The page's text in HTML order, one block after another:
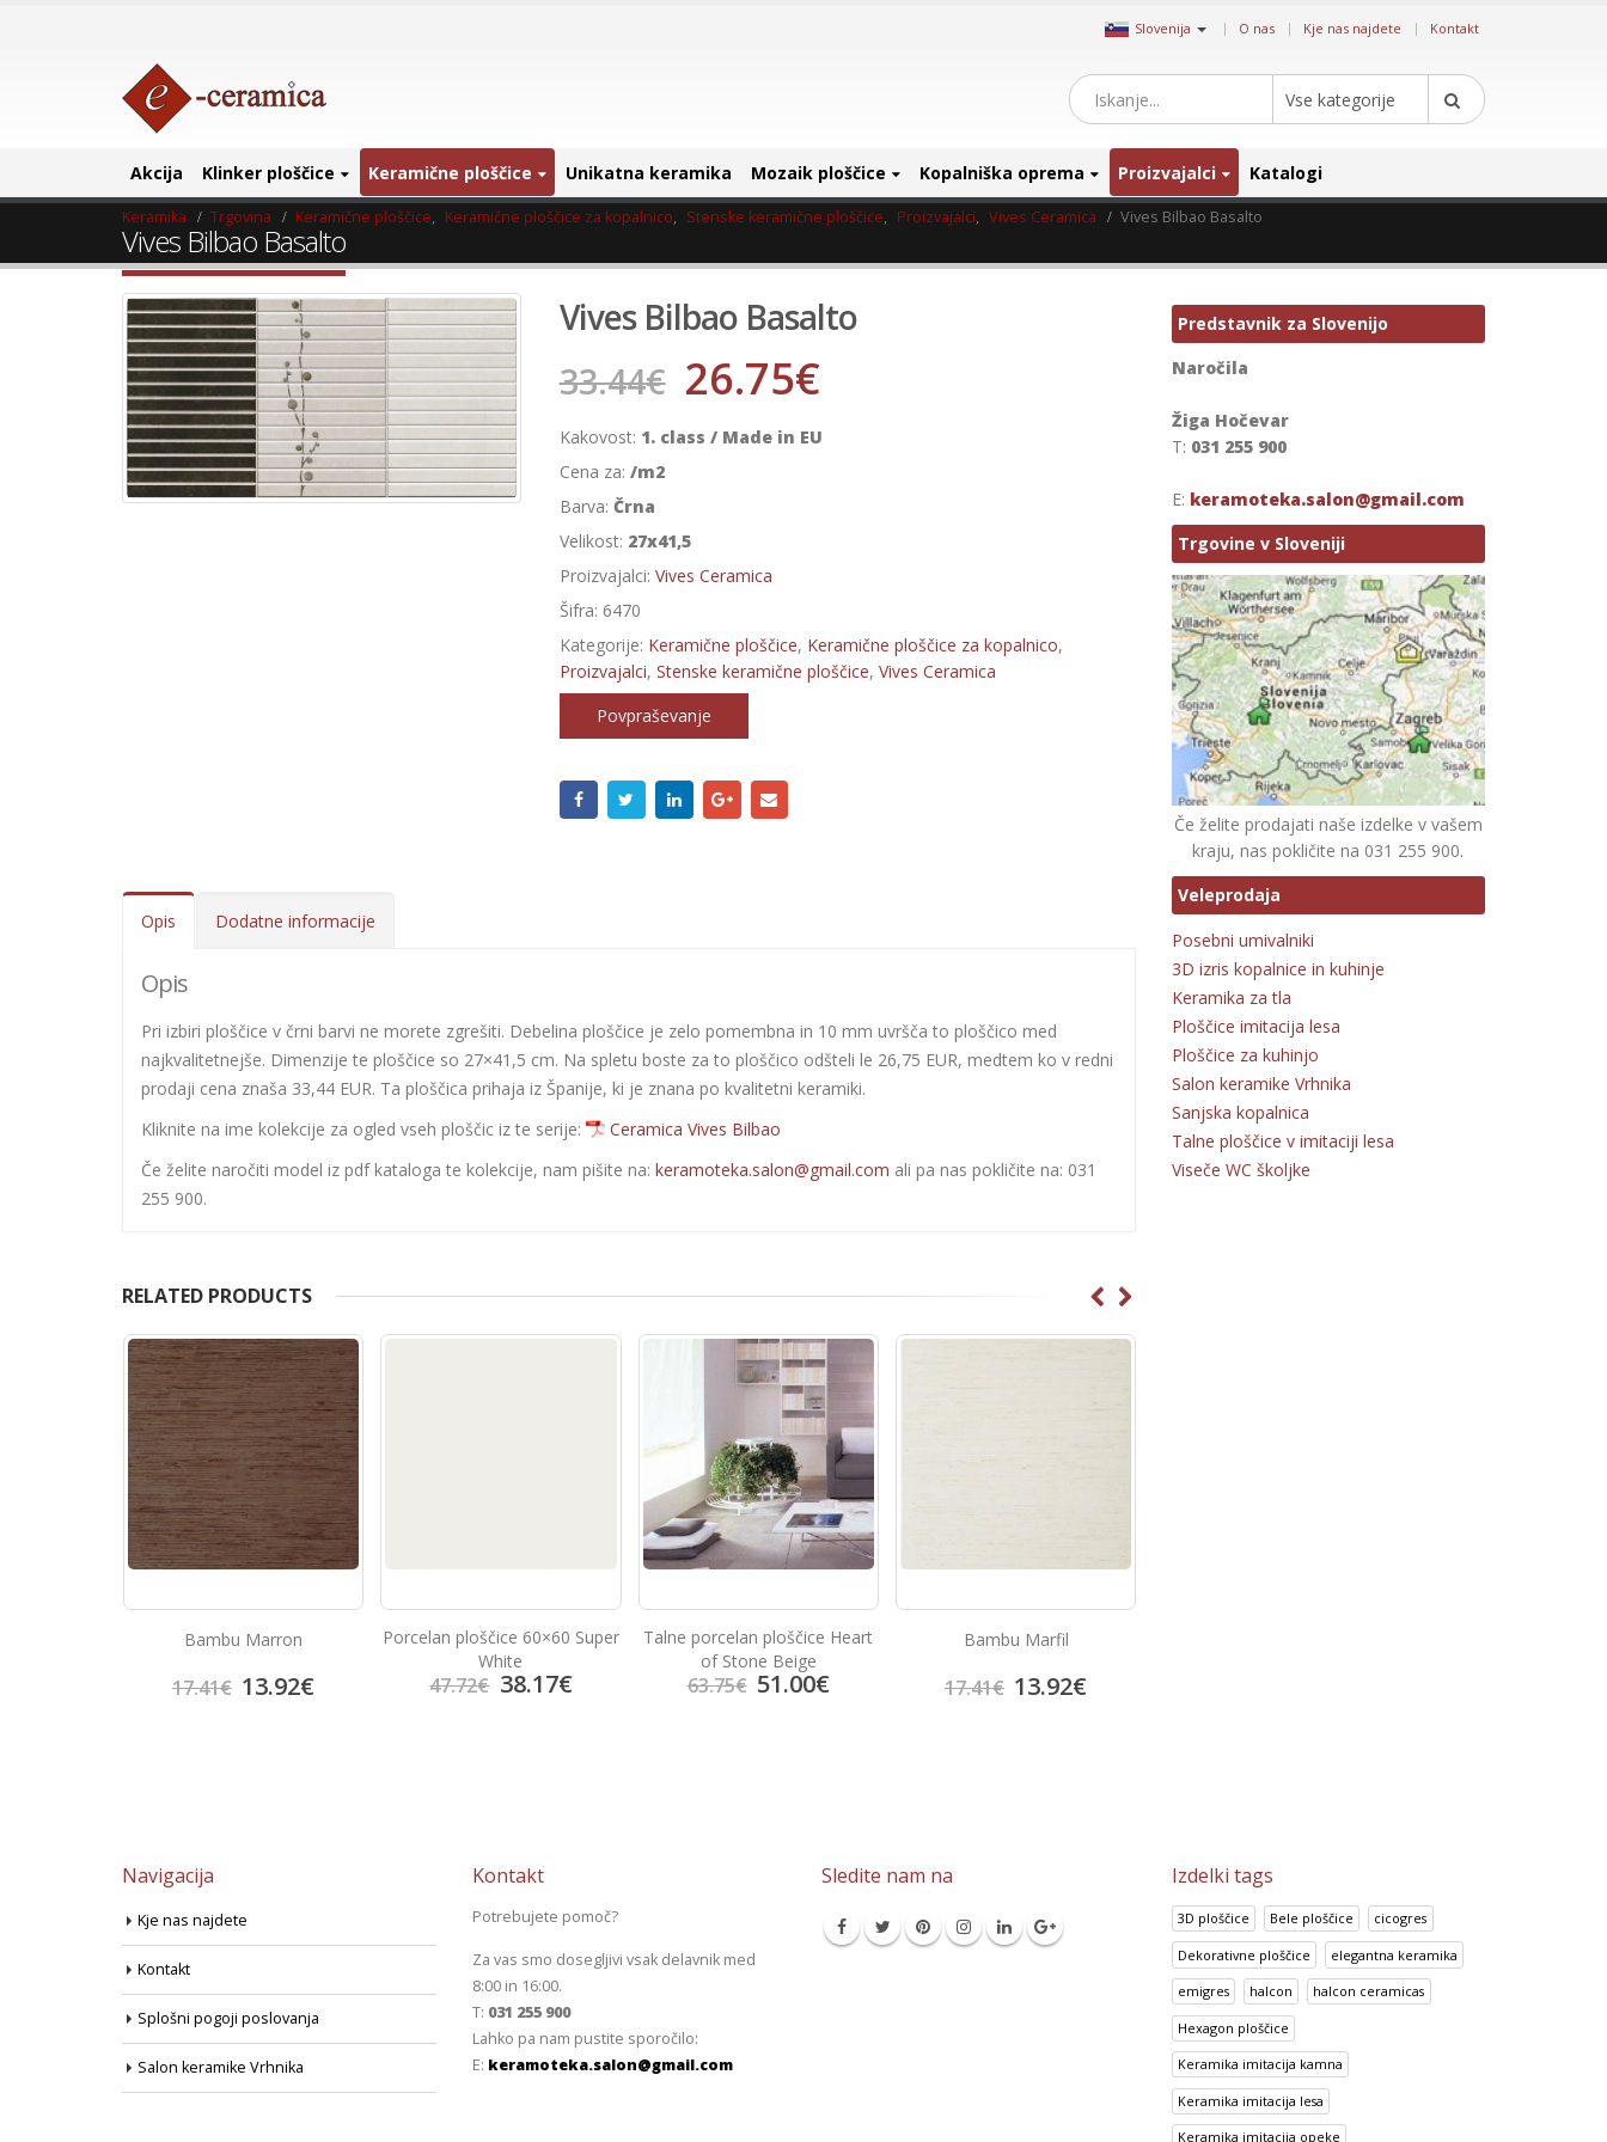
Slovenija | O nas Kje nas najdete Kontakt
Vse kategorije
Akcija Klinker ploščice Keramične ploščice Unikatna keramika Mozaik ploščice Kopalniška oprema Proizvajalci Katalogi
Keramika Trgovina Keramične ploščice, Keramične ploščice za kopalnico, Stenske keramične ploščice, Proizvajalci, Vives Ceramica Vives Bilbao Basalto
Vives Bilbao Basalto
Vives Bilbao Basalto
33.44€ 26.75€
Kakovost: 1. class / Made in EU
Cena za: /m2
Barva: Črna
Velikost: 27x41,5
Proizvajalci: Vives Ceramica
Šifra: 6470
Kategorije: Keramične ploščice, Keramične ploščice za kopalnico,
Proizvajalci, Stenske keramične ploščice, Vives Ceramica
Povpraševanje
Opis Dodatne informacije
Opis
Pri izbiri ploščice v črni barvi ne morete zgrešiti. Debelina ploščice je zelo pomembna in 10 mm uvršča to ploščico med
najkvalitetnejše. Dimenzije te ploščice so 27×41,5 cm. Na spletu boste za to ploščico odšteli le 26,75 EUR, medtem ko v redni
prodaji cena znaša 33,44 EUR. Ta ploščica prihaja iz Španije, ki je znana po kvalitetni keramiki.
Kliknite na ime kolekcije za ogled vseh ploščic iz te serije:
Ceramica Vives Bilbao
Če želite naročiti model iz pdf kataloga te kolekcije, nam pišite na: keramoteka.salon@gmail.com ali pa nas pokličite na: 031
255 900.
RELATED PRODUCTS
Bambu Marron
17.41€ 13.92€
Porcelan ploščice 60×60 Super
White
47.72€ 38.17€
Talne porcelan ploščice Heart
of Stone Beige
63.75€ 51.00€
Bambu Marfil
17.41€ 13.92€
Predstavnik za Slovenijo
Naročila
Žiga Hočevar
T: 031 255 900
E: keramoteka.salon@gmail.com
Trgovine v Sloveniji
Če želite prodajati naše izdelke v vašem
kraju, nas pokličite na 031 255 900.
Veleprodaja
Posebni umivalniki
3D izris kopalnice in kuhinje
Keramika za tla
Ploščice imitacija lesa
Ploščice za kuhinjo
Salon keramike Vrhnika
Sanjska kopalnica
Talne ploščice v imitaciji lesa
Viseče WC školjke
Navigacija
Kje nas najdete
Kontakt
Splošni pogoji poslovanja
Salon keramike Vrhnika
Kontakt
Potrebujete pomoč?
Za vas smo dosegljivi vsak delavnik med
8:00 in 16:00.
T: 031 255 900
Lahko pa nam pustite sporočilo:
E: keramoteka.salon@gmail.com
Sledite nam na Izdelki tags
3D ploščice Bele ploščice cicogres
Dekorativne ploščice elegantna keramika
emigres halcon halcon ceramicas
Hexagon ploščice
Keramika imitacija kamna
Keramika imitacija lesa
Keramika imitacija opeke